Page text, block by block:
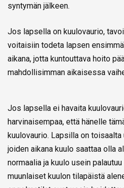
syntymän jälkeen.
Jos lapsella on kuulovaurio,
voitaisiin todeta lapsen
aikana, jotta kuntouttava hoito
mahdollisimman aikaisessa
Jos lapsella ei havaita
harvinaisempaa, että hänelle
kuulovaurio. Lapsilla on
joiden aikana kuulo saattaa olla
normaalia ja kuulo usein
muunlaiset kuulon tilapäistä